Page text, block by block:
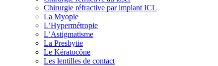
Chirurgie réfractive par implant ICL
La Myopie
L’Hypermétropie
L’Astigmatisme
La Presbytie
Le Kératocône
Les lentilles de contact